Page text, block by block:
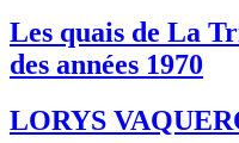
Les quais de La
des années 1970
LORYS